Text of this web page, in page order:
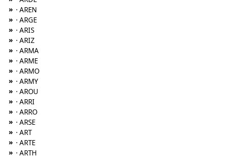
» · AREN
» · ARGE
» · ARIS
» · ARIZ
» · ARMA
» · ARME
» · ARMO
» · ARMY
» · AROU
» · ARRI
» · ARRO
» · ARSE
» · ART
» · ARTE
» · ARTH